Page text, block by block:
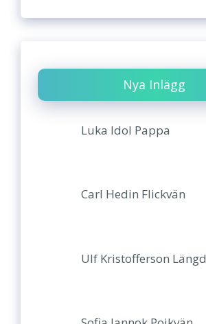
Nya Inlägg
Luka Idol Pappa
Carl Hedin Flickvän
Ulf Kristofferson Längd